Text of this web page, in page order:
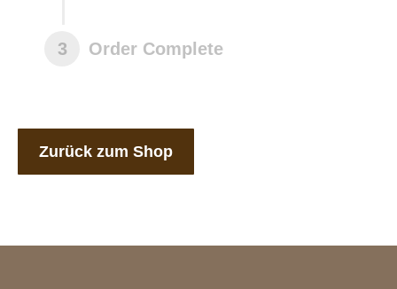
Order Complete
3
Zurück zum Shop